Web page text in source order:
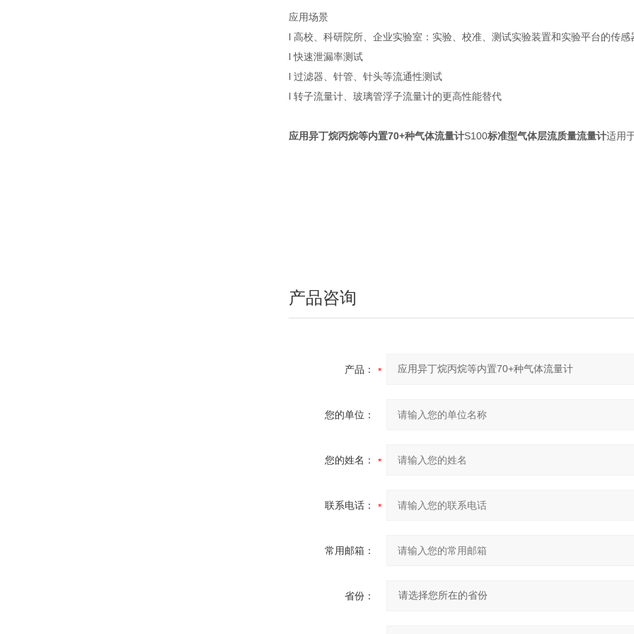
应用场景
l 高校、科研院所、企业实验室：实验、校准、测试实验装置和实验平台的传感
l 快速泄漏率测试
l 过滤器、针管、针头等流通性测试
l 转子流量计、玻璃管浮子流量计的更高性能替代
应用异丁烷丙烷等内置70+种气体流量计S100标准型气体层流质量流量计适用
产品咨询
产品：
您的单位：
您的姓名：
联系电话：
常用邮箱：
省份：